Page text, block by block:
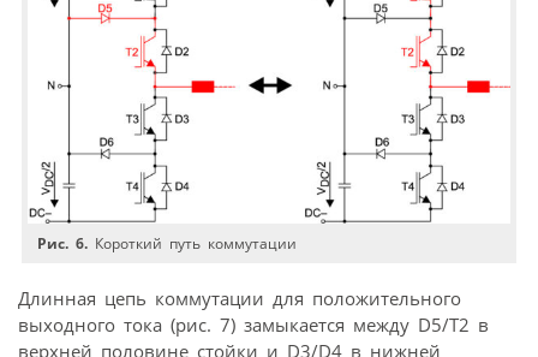
Рис. 6. Короткий путь коммутации
Длинная цепь коммутации для положительного
выходного тока (рис. 7) замыкается между D5/Т2 в
верхней половине стойки и D3/D4 в нижней